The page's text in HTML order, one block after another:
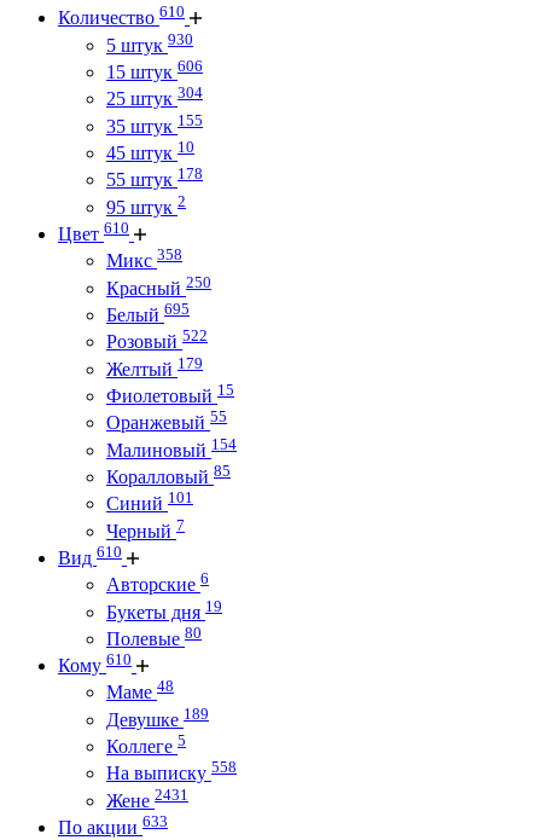
Количество 610
5 штук 930
15 штук 606
25 штук 304
35 штук 155
45 штук 10
55 штук 178
95 штук 2
Цвет 610
Микс 358
Красный 250
Белый 695
Розовый 522
Желтый 179
Фиолетовый 15
Оранжевый 55
Малиновый 154
Коралловый 85
Синий 101
Черный 7
Вид 610
Авторские 6
Букеты дня 19
Полевые 80
Кому 610
Маме 48
Девушке 189
Коллеге 5
На выписку 558
Жене 2431
По акции 633